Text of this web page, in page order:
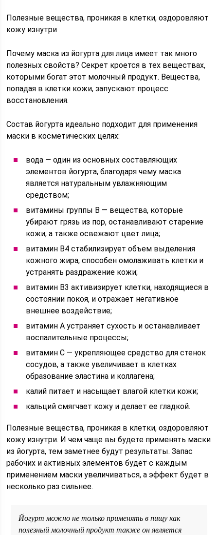
Полезные вещества, проникая в клетки, оздоровляют
кожу изнутри
Почему маска из йогурта для лица имеет так много
полезных свойств? Секрет кроется в тех веществах,
которыми богат этот молочный продукт. Вещества,
попадая в клетки кожи, запускают процесс
восстановления.
Состав йогурта идеально подходит для применения
маски в косметических целях:
вода — один из основных составляющих
элементов йогурта, благодаря чему маска
является натуральным увлажняющим
средством;
витамины группы B — вещества, которые
убирают грязь из пор, останавливают старение
кожи, а также освежают цвет лица;
витамин В4 стабилизирует объем выделения
кожного жира, способен омолаживать клетки и
устранять раздражение кожи;
витамин В3 активизирует клетки, находящиеся в
состоянии покоя, и отражает негативное
внешнее воздействие;
витамин A устраняет сухость и останавливает
воспалительные процессы;
витамин C — укрепляющее средство для стенок
сосудов, а также увеличивает в клетках
образование эластина и коллагена;
калий питает и насыщает влагой клетки кожи;
кальций смягчает кожу и делает ее гладкой.
Полезные вещества, проникая в клетки, оздоровляют
кожу изнутри. И чем чаще вы будете применять маски
из йогурта, тем заметнее будут результаты. Запас
рабочих и активных элементов будет с каждым
применением маски увеличиваться, а эффект будет в
несколько раз сильнее.
Йогурт можно не только применять в пищу как
полезный молочный продукт также он является